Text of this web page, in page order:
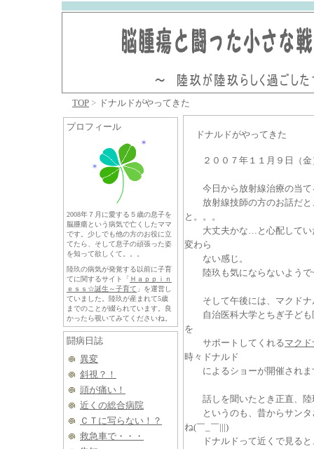
TOP > ドナルドがやってきた
ドナルドがやってきた
２００７年１１月９日（金
今日から放射線治療の当て
放射線技師の方のお話だと
と。。。
大丈夫かな…と心配してい
変わら
ない感じ。
陸玖も気にならないよう
そして午後には、マクドナ
自治医科大学とちぎ子ども
を
サポートしてくれるマク
時々ドナルド
によるショーが開催されま
話しを聞いたとき正直、陸
というのも、昔からサンタ
ね(￣_￣|||)
ドナルドって近くで見ると
プロフィール
2008年７月に愛する５歳の息子を
脳腫瘍という病気で亡くしたママ
です。少しでも他の方のお役に立
てたら、そして息子の頑張った姿
を知って欲しくて。。。
陸玖の病気が発覚する以前に子育
てに関するサイト「 Ｈａｐｐｉｎ
ｅｓｓ☆誕生～子育て 」を運営し
ていました。陸玖が産まれて5歳
までのことが綴られています。良
かったら覗いてみてくださいね。
闘病日誌
異変
斜視？！
頭が痛い！
近くの総合病院
ＣＴに写らない！？
救急車で・・・